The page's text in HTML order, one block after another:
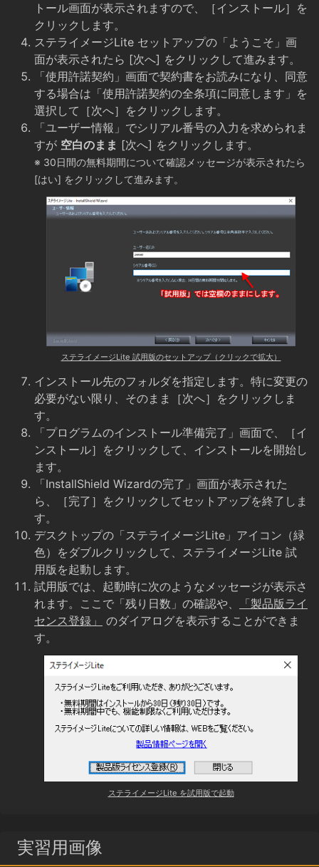
トール画面が表示されますので、［インストール］を
クリックします。
ステライメージLite セットアップの「ようこそ」画
面が表示されたら [次へ] をクリックして進みます。
「使用許諾契約」画面で契約書をお読みになり、同意
する場合は「使用許諾契約の全条項に同意します」を
選択して［次へ］をクリックします。
「ユーザー情報」でシリアル番号の入力を求められま
すが 空白のまま [次へ] をクリックします。
※ 30日間の無料期間について確認メッセージが表示されたら
[はい] をクリックして進みます。
ステライメージLite 試用版のセットアップ（クリックで拡大）
インストール先のフォルダを指定します。特に変更の
必要がない限り、そのまま［次へ］をクリックしま
す。
「プログラムのインストール準備完了」画面で、［イ
ンストール］をクリックして、インストールを開始し
ます。
「InstallShield Wizardの完了」画面が表示された
ら、［完了］をクリックしてセットアップを終了しま
す。
デスクトップの「ステライメージLite」アイコン（緑
色）をダブルクリックして、ステライメージLite 試
用版を起動します。
試用版では、起動時に次のようなメッセージが表示さ
れます。ここで「残り日数」の確認や、
「製品版ライ
センス登録」
のダイアログを表示することができま
す。
ステライメージLite を試用版で起動
実習用画像